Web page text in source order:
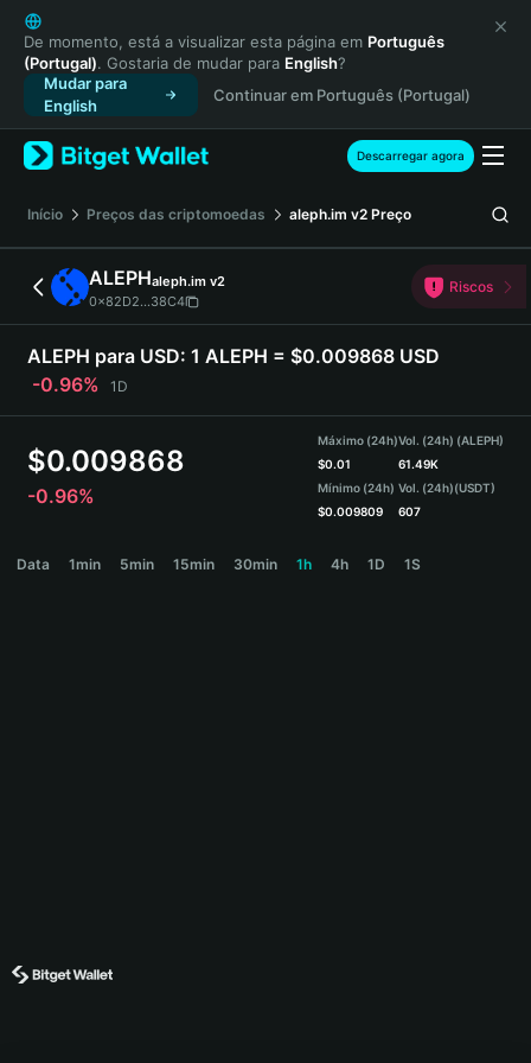
English
日本語
Tiếng Việt
Русский
Español (Latinoamérica)
Türkçe
Français
Deutsch
简体中文
繁體中文
Português (Portugal)
Bahasa Indonesia
ภาษาไทย
हिन्दी
Español
Português (Brasil)
De momento, está a visualizar esta página em Português
(Portugal). Gostaria de mudar para English?
Mudar para
English
Continuar em Português (Portugal)
Descarregar agora
Início Preços das criptomoedas aleph.im v2 Preço
ALEPHaleph.im v2
0x82D2...38C4
Riscos
ALEPH para USD: 1 ALEPH = $0.009868 USD
-0.96%
1D
$0.009868
-0.96%
Máximo (24h)
$0.01
Mínimo (24h)
$0.009809
Vol. (24h) (ALEPH)
61.49K
Vol. (24h)(USDT)
607
Data 1min 5min 15min 30min 1h 4h 1D 1S